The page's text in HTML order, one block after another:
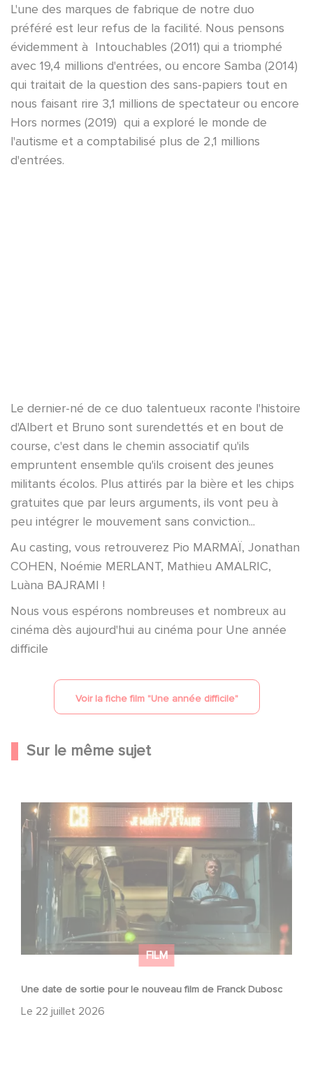
L'une des marques de fabrique de notre duo
préféré est leur refus de la facilité. Nous pensons
évidemment à Intouchables (2011) qui a triomphé
avec 19,4 millions d'entrées, ou encore Samba (2014)
qui traitait de la question des sans-papiers tout en
nous faisant rire 3,1 millions de spectateur ou encore
Hors normes (2019) qui a exploré le monde de
l'autisme et a comptabilisé plus de 2,1 millions
d'entrées.
Le dernier-né de ce duo talentueux raconte l'histoire
d'Albert et Bruno sont surendettés et en bout de
course, c'est dans le chemin associatif qu'ils
empruntent ensemble qu'ils croisent des jeunes
militants écolos. Plus attirés par la bière et les chips
gratuites que par leurs arguments, ils vont peu à
peu intégrer le mouvement sans conviction...
Au casting, vous retrouverez Pio MARMAÏ, Jonathan
COHEN, Noémie MERLANT, Mathieu AMALRIC,
Luàna BAJRAMI !
Nous vous espérons nombreuses et nombreux au
cinéma dès aujourd'hui au cinéma pour Une année
difficile
Voir la fiche film "Une année difficile"
Sur le même sujet
FILM
Une date de sortie pour le nouveau film de Franck Dubosc
Le 22 juillet 2026
Une date de sortie pour le nouveau film de Franck
Dubosc